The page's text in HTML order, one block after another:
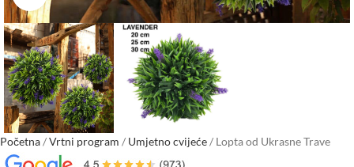
Početna/Vrtni program / Umjetno cvijeće/ Lopta od Ukrasne Trave
Lavender